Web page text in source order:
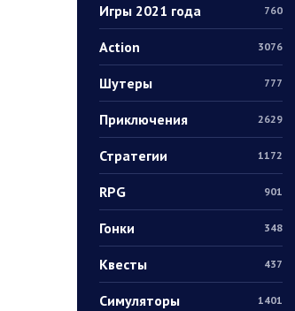
Игры 2021 года 760
Action 3076
Шутеры 777
Приключения 2629
Стратегии 1172
RPG 901
Гонки 348
Квесты 437
Симуляторы 1401